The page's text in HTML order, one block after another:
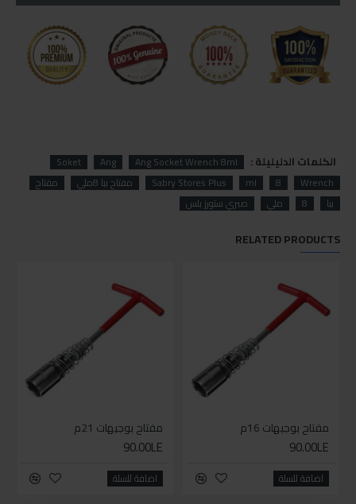
الكلمات الدليليلة : Ang Socket Wrench 8ml
Ang
Soket
Wrench
8
ml
Sabry Stores Plus مفتاح ببا 8ملي
مفتاح
ببا
8 ملي صبري ستورز بلس
RELATED PRODUCTS
مفتاح بوجيهات 16م
90.00LE
اضافة للسلة
مفتاح بوجيهات 21م
90.00LE
اضافة للسلة